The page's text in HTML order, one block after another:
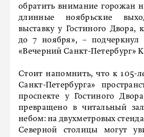
обратить внимание горожан
длинные ноябрьские
выставку у Гостиного Двора,
до 7 ноября», – подчеркнул
«Вечерний Санкт-Петербург»
Стоит напомнить, что к 105-
Санкт-Петербурга»
проспекте у Гостиного
превращено в читальный
небом: на двухметровых
Северной столицы могут